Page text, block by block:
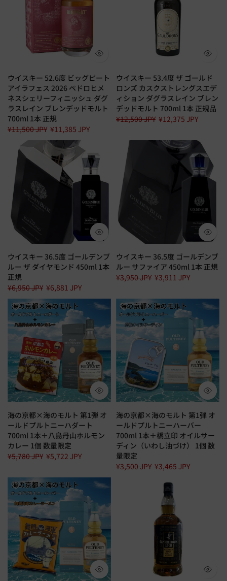
ウイスキー 52.6度 ビッグピート
アイラフェス 2026 ペドロヒメ
ネスシェリーフィニッシュ ダグ
ラスレイン ブレンデッドモルト
700ml 1本 正規
¥11,500 JPY ¥11,385 JPY
ウイスキー 53.4度 ザ ゴールド
ロンズ カスクストレングスエデ
ィション ダグラスレイン ブレン
デッドモルト 700ml 1本 正規品
¥12,500 JPY ¥12,375 JPY
ウイスキー 36.5度 ゴールデンブ
ルー ザ ダイヤモンド 450ml 1本
正規
¥6,950 JPY ¥6,881 JPY
ウイスキー 36.5度 ゴールデンブ
ルー サファイア 450ml 1本 正規
¥3,950 JPY ¥3,911 JPY
海の京都×海のモルト 第1弾 オ
ールドプルトニーハダート
700ml 1本＋八島丹山ホルモン
カレー 1個 数量限定
¥5,780 JPY ¥5,722 JPY
海の京都×海のモルト 第1弾 オ
ールドプルトニーハーバー
700ml 1本＋橋立印 オイルサー
ディン（いわし油づけ） 1個 数
量限定
¥3,500 JPY ¥3,465 JPY